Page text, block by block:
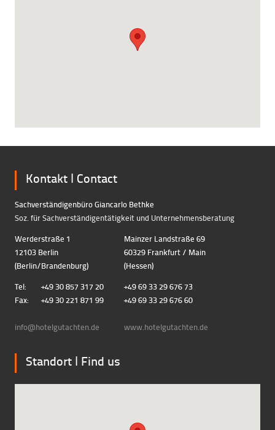
Kontakt ǀ Contact
Sachverständigenbüro Giancarlo Bethke
Soz. für Sachverständigentätigkeit und Unternehmensberatung
Werderstraße 1
12103 Berlin
(Berlin/Brandenburg)
Mainzer Landstraße 69
60329 Frankfurt / Main
(Hessen)
Tel:
+49 30 857 317 20
+49 69 33 29 676 73
Fax:
+49 30 221 871 99 +49 69 33 29 676 60
info@hotelgutachten.de www.hotelgutachten.de
Standort ǀ Find us